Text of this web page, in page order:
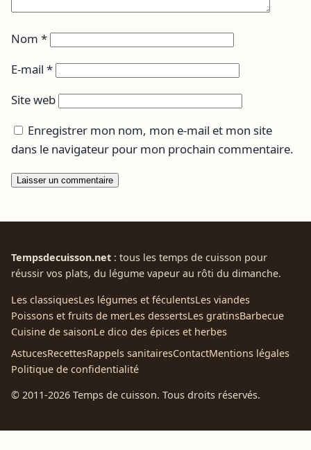
Nom *
E-mail *
Site web
Enregistrer mon nom, mon e-mail et mon site
dans le navigateur pour mon prochain commentaire.
Tempsdecuisson.net : tous les temps de cuisson pour
réussir vos plats, du légume vapeur au rôti du dimanche.
Les classiquesLes légumes et féculentsLes viandes
Poissons et fruits de merLes dessertsLes gratinsBarbecue
Cuisine de saisonLe dico des épices et herbes
AstucesRecettesRappels sanitairesContactMentions légales
Politique de confidentialité
© 2011-2026 Temps de cuisson. Tous droits réservés.